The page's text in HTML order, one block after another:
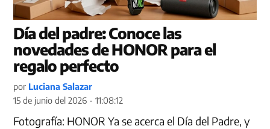
Día del padre: Conoce las
novedades de HONOR para el
regalo perfecto
por Luciana Salazar
15 de junio del 2026 - 11:08:12
Fotografía: HONOR Ya se acerca el Día del Padre, y